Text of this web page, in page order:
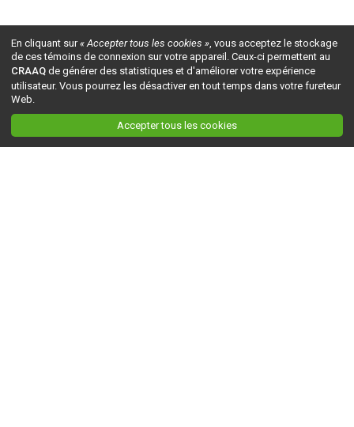
En cliquant sur« Accepter tous les cookies », vous acceptez le stockage
de ces témoins de connexion sur votre appareil. Ceux-ci permettent au
CRAAQ de générer des statistiques et d'améliorer votre expérience
utilisateur. Vous pourrez les désactiver en tout temps dans votre fureteur
Web.
Accepter tous les cookies